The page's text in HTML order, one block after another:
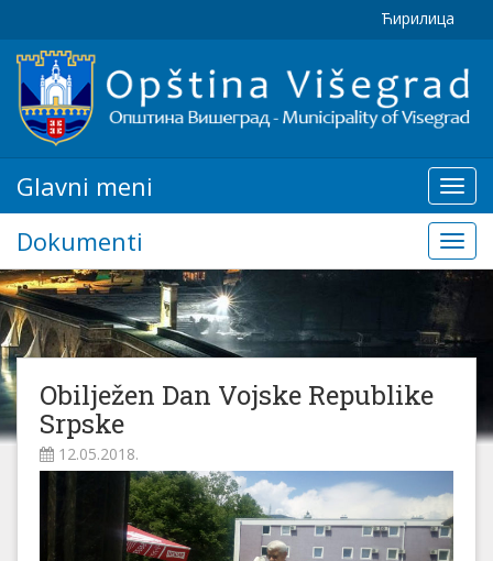
Ћирилица
Glavni
meni
Glavni meni
Dokumenti
Obilježen Dan Vojske Republike
Srpske
12.05.2018.